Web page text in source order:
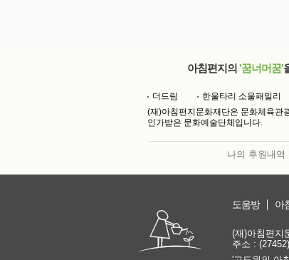
아침편지의 '꿈너머꿈'
더드림
한울타리 소울패밀리
(재)아침편지문화재단은 문화체육관
인가받은 문화예술단체입니다.
나의 후원내역
도움방 아
(재)아침편지
주소 :